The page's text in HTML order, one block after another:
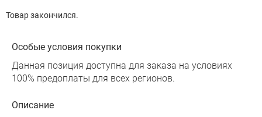
Товар закончился.
Особые условия покупки
Данная позиция доступна для заказа на условиях
100% предоплаты для всех регионов.
Описание